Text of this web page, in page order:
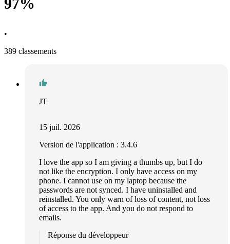
•
389 classements
JT
15 juil. 2026
Version de l'application : 3.4.6
I love the app so I am giving a thumbs up, but I do
not like the encryption. I only have access on my
phone. I cannot use on my laptop because the
passwords are not synced. I have uninstalled and
reinstalled. You only warn of loss of content, not loss
of access to the app. And you do not respond to
emails.
Réponse du développeur